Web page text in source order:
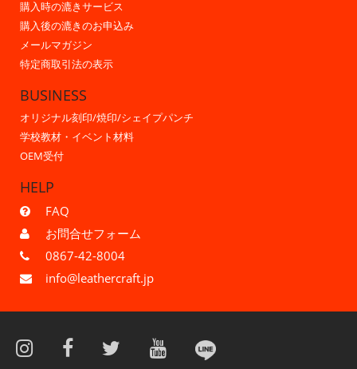
購入時の漉きサービス
購入後の漉きのお申込み
メールマガジン
特定商取引法の表示
BUSINESS
オリジナル刻印/焼印/シェイプパンチ
学校教材・イベント材料
OEM受付
HELP
FAQ
お問合せフォーム
0867-42-8004
info@leathercraft.jp